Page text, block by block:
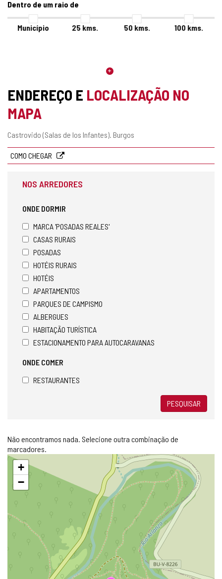
Dentro de um raio de
Município 25 kms. 50 kms. 100 kms.
ENDEREÇO E LOCALIZAÇÃO NO
MAPA
Endereço
Castrovido (Salas de los Infantes). Burgos
COMO CHEGAR
NOS ARREDORES
ONDE DORMIR
MARCA 'POSADAS REALES'
CASAS RURAIS
POSADAS
HOTÉIS RURAIS
HOTÉIS
APARTAMENTOS
PARQUES DE CAMPISMO
ALBERGUES
HABITAÇÃO TURÍSTICA
ESTACIONAMENTO PARA AUTOCARAVANAS
ONDE COMER
RESTAURANTES
PESQUISAR
Não encontramos nada. Selecione outra combinação de
marcadores.
Pular
mapa
+
−